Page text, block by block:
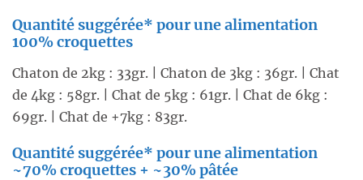
Quantité suggérée* pour une alimentation
100% croquettes
Chaton de 2kg : 33gr. | Chaton de 3kg : 36gr. | Chat
de 4kg : 58gr. | Chat de 5kg : 61gr. | Chat de 6kg :
69gr. | Chat de +7kg : 83gr.
Quantité suggérée* pour une alimentation
~70% croquettes + ~30% pâtée